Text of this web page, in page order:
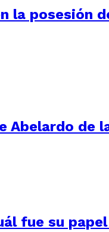
la posesión
de
fue su